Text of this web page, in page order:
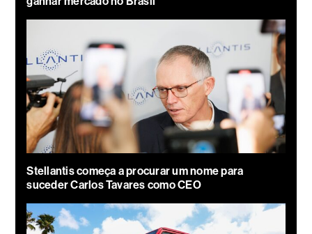
Stellantis começa a procurar um nome para
suceder Carlos Tavares como CEO